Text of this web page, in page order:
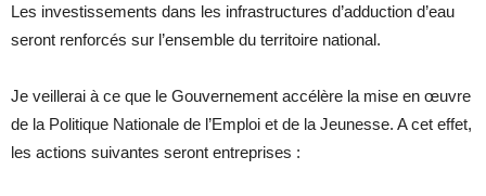
Les investissements dans les infrastructures d’adduction d’eau
seront renforcés sur l’ensemble du territoire national.
Je veillerai à ce que le Gouvernement accélère la mise en œuvre
de la Politique Nationale de l’Emploi et de la Jeunesse. A cet effet,
les actions suivantes seront entreprises :